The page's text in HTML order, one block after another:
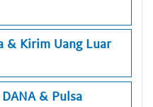
& Kirim Uang Luar
& Pulsa